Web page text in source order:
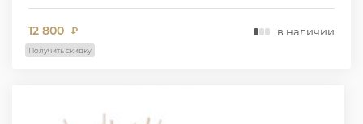
12 800 ₽ в наличии
Получить скидку